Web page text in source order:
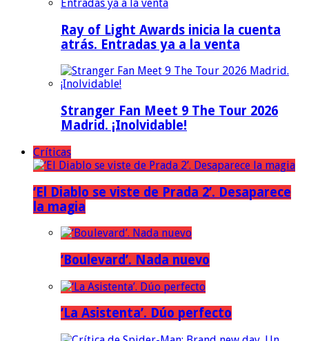
Ray of Light Awards inicia la cuenta
atrás. Entradas ya a la venta
Stranger Fan Meet 9 The Tour 2026
Madrid. ¡Inolvidable!
Críticas
‘El Diablo se viste de Prada 2’. Desaparece
la magia
‘Boulevard’. Nada nuevo
‘La Asistenta’. Dúo perfecto